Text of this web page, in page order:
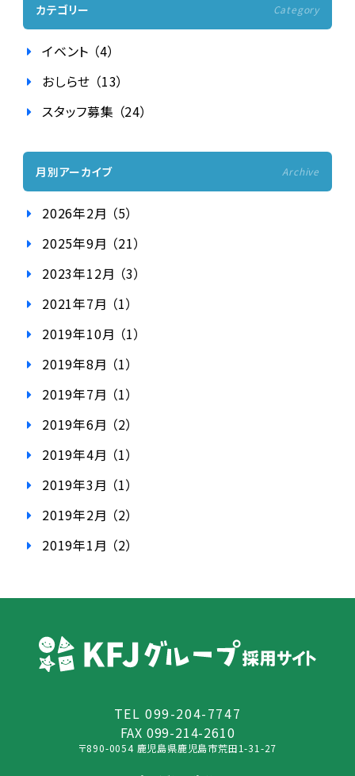
カテゴリー Category
イベント （4）
おしらせ （13）
スタッフ募集 （24）
月別アーカイブ Archive
2026年2月 （5）
2025年9月 （21）
2023年12月 （3）
2021年7月 （1）
2019年10月 （1）
2019年8月 （1）
2019年7月 （1）
2019年6月 （2）
2019年4月 （1）
2019年3月 （1）
2019年2月 （2）
2019年1月 （2）
TEL099-204-7747
FAX 099-214-2610
〒890-0054 鹿児島県鹿児島市荒田1-31-27